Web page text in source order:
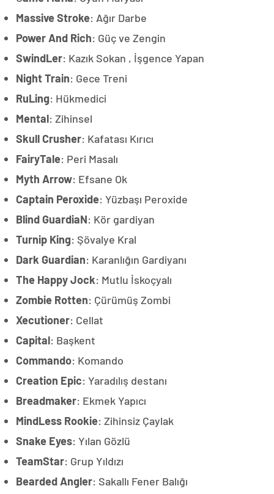
Massive Stroke: Ağır Darbe
Power And Rich: Güç ve Zengin
SwindLer: Kazık Sokan , İşgence Yapan
Night Train: Gece Treni
RuLing: Hükmedici
Mental: Zihinsel
Skull Crusher: Kafatası Kırıcı
FairyTale: Peri Masalı
Myth Arrow: Efsane Ok
Captain Peroxide: Yüzbaşı Peroxide
Blind GuardiaN: Kör gardiyan
Turnip King: Şövalye Kral
Dark Guardian: Karanlığın Gardiyanı
The Happy Jock: Mutlu İskoçyalı
Zombie Rotten: Çürümüş Zombi
Xecutioner: Cellat
Capital: Başkent
Commando: Komando
Creation Epic: Yaradılış destanı
Breadmaker: Ekmek Yapıcı
MindLess Rookie: Zihinsiz Çaylak
Snake Eyes: Yılan Gözlü
TeamStar: Grup Yıldızı
Bearded Angler: Sakallı Fener Balığı